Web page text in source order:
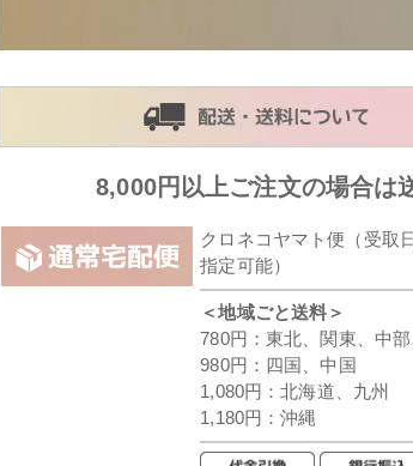
8,000円以上ご注文の場合は
クロネコヤマト便（受取
指定可能）
＜地域ごと送料＞
780円：東北、関東、中
980円：四国、中国
1,080円：北海道、九州
1,180円：沖縄